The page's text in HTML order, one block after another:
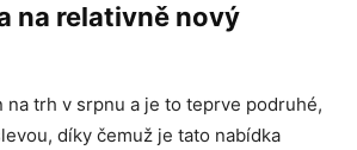
na relativně nový
na trh v srpnu a je to teprve podruhé,
díky čemuž je tato nabídka